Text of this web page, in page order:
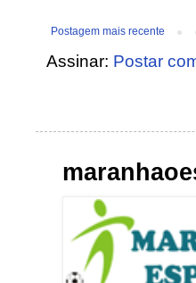
Postagem mais recente
Assinar: Postar